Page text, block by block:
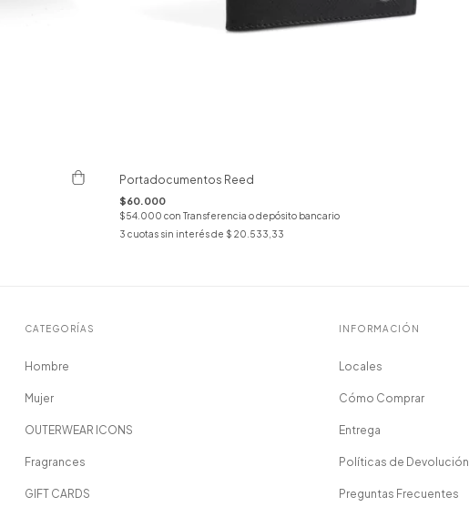
Portadocumentos Reed
$60.000
$54.000 con Transferencia o depósito bancario
3 cuotas sin interés de $ 20.533,33
CATEGORÍAS
Hombre
Mujer
OUTERWEAR ICONS
Fragrances
GIFT CARDS
INFORMACIÓN
Locales
Cómo Comprar
Entrega
Políticas de Devolución
Preguntas Frecuentes